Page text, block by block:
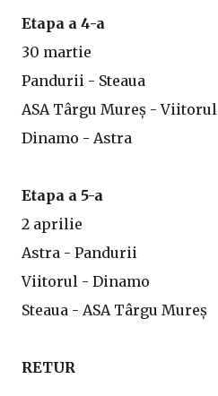
Etapa a 4-a
30 martie
Pandurii - Steaua
ASA Târgu Mureș - Viitorul
Dinamo - Astra
Etapa a 5-a
2 aprilie
Astra - Pandurii
Viitorul - Dinamo
Steaua - ASA Târgu Mureș
RETUR